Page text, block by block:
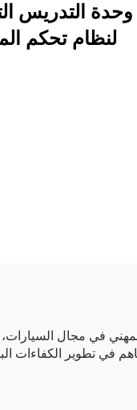
وحدة التدريس
لنظام تحكم
في مجال